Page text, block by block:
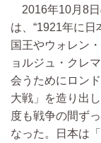
2016年10月8日
は、“1921年に
国王やウォレン
ョルジュ・クレ
会うためにロン
大戦」を造り出
度も戦争の間ず
なった。日本は